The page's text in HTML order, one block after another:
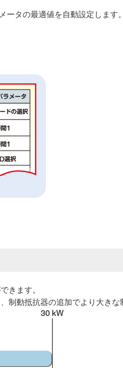
ータの最適値を自動設定します。
きます。
制動抵抗器の追加でより大きな